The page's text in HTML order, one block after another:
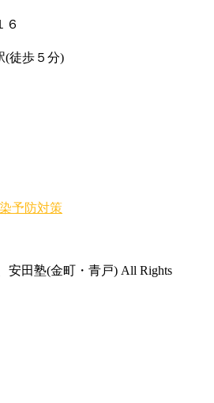
６
(徒歩５分)
予防対策
安田塾(金町・青戸) All Rights